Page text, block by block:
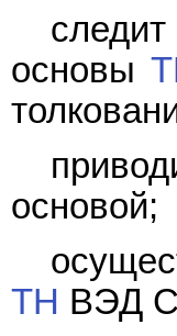
основы
основой;
ТН ВЭД